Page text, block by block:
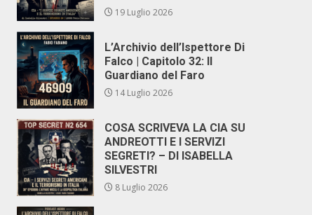
19 Luglio 2026
L’Archivio dell’Ispettore Di
Falco | Capitolo 32: Il
Guardiano del Faro
14 Luglio 2026
COSA SCRIVEVA LA CIA SU
ANDREOTTI E I SERVIZI
SEGRETI? – DI ISABELLA
SILVESTRI
8 Luglio 2026